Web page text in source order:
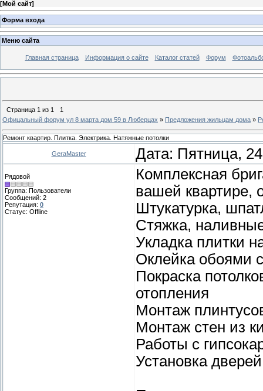
[Мой сайт]
Форма входа
Меню сайта
Главная страница Информация о сайте Каталог статей Форум
Страница 1 из 1
1
Офицальный форум ул 8 марта дом 59 в Люберцах » Предложения жильцам дома »
Ремонт квартир. Плитка. Электрика. Натяжные потолки
GeraMaster Дата: Пятница,
Рядовой
Группа: Пользователи
Сообщений: 2
Репутация: 0
Статус: Offline
Комплексная
вашей квартире,
Штукатурка,
Стяжка,
Укладка плитки
Оклейка обоями
Покраска
отопления
Монтаж
Монтаж стен из
Работы с
Установка